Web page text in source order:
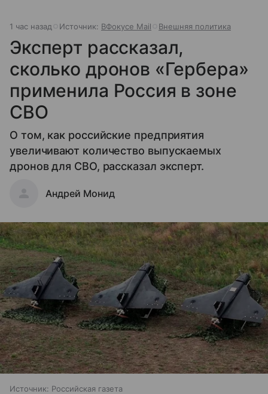
1 час назад Источник: ВФокусе Mail Внешняя политика
Эксперт рассказал,
сколько дронов «Гербера»
применила Россия в зоне
СВО
О том, как российские предприятия
увеличивают количество выпускаемых
дронов для СВО, рассказал эксперт.
Андрей Монид
Источник: Российская газета